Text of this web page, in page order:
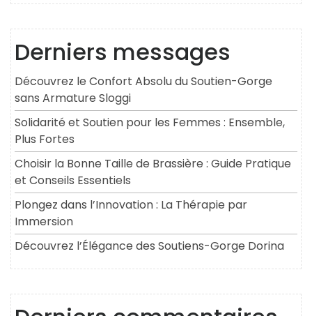
Derniers messages
Découvrez le Confort Absolu du Soutien-Gorge
sans Armature Sloggi
Solidarité et Soutien pour les Femmes : Ensemble,
Plus Fortes
Choisir la Bonne Taille de Brassière : Guide Pratique
et Conseils Essentiels
Plongez dans l’Innovation : La Thérapie par
Immersion
Découvrez l’Élégance des Soutiens-Gorge Dorina